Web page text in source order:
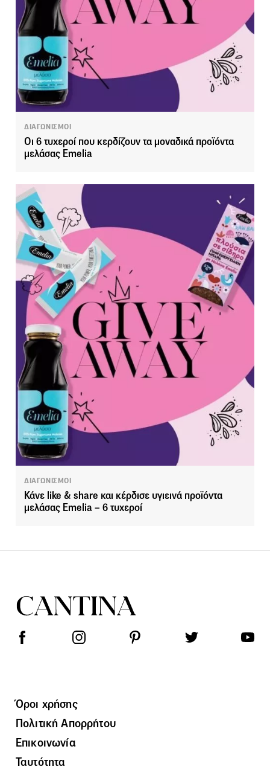
ΔΙΑΓΩΝΙΣΜΟΙ
Οι 6 τυχεροί που κερδίζουν τα μοναδικά προϊόντα
μελάσας Emelia
ΔΙΑΓΩΝΙΣΜΟΙ
Κάνε like & share και κέρδισε υγιεινά προϊόντα
μελάσας Emelia – 6 τυχεροί
Όροι χρήσης
Πολιτική Απορρήτου
Επικοινωνία
Ταυτότητα